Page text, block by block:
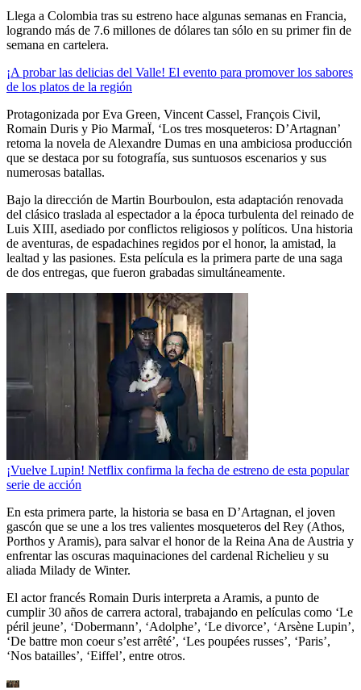
Llega a Colombia tras su estreno hace algunas semanas en Francia,
logrando más de 7.6 millones de dólares tan sólo en su primer fin de
semana en cartelera.
¡A probar las delicias del Valle! El evento para promover los sabores
de los platos de la región
Protagonizada por Eva Green, Vincent Cassel, François Civil,
Romain Duris y Pio MarmaÏ, ‘Los tres mosqueteros: D’Artagnan’
retoma la novela de Alexandre Dumas en una ambiciosa producción
que se destaca por su fotografía, sus suntuosos escenarios y sus
numerosas batallas.
Bajo la dirección de Martin Bourboulon, esta adaptación renovada
del clásico traslada al espectador a la época turbulenta del reinado de
Luis XIII, asediado por conflictos religiosos y políticos. Una historia
de aventuras, de espadachines regidos por el honor, la amistad, la
lealtad y las pasiones. Esta película es la primera parte de una saga
de dos entregas, que fueron grabadas simultáneamente.
¡Vuelve Lupin! Netflix confirma la fecha de estreno de esta popular
serie de acción
En esta primera parte, la historia se basa en D’Artagnan, el joven
gascón que se une a los tres valientes mosqueteros del Rey (Athos,
Porthos y Aramis), para salvar el honor de la Reina Ana de Austria y
enfrentar las oscuras maquinaciones del cardenal Richelieu y su
aliada Milady de Winter.
El actor francés Romain Duris interpreta a Aramis, a punto de
cumplir 30 años de carrera actoral, trabajando en películas como ‘Le
péril jeune’, ‘Dobermann’, ‘Adolphe’, ‘Le divorce’, ‘Arsène Lupin’,
‘De battre mon coeur s’est arrêté’, ‘Les poupées russes’, ‘Paris’,
‘Nos batailles’, ‘Eiffel’, entre otros.